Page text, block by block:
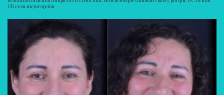
CR es su mejor opción